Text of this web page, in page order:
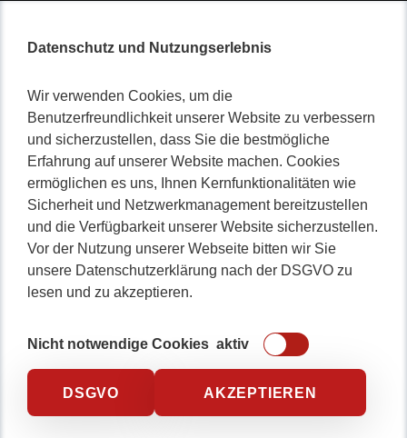
Datenschutz und Nutzungserlebnis
Wir verwenden Cookies, um die
Benutzerfreundlichkeit unserer Website zu verbessern
und sicherzustellen, dass Sie die bestmögliche
Erfahrung auf unserer Website machen. Cookies
ermöglichen es uns, Ihnen Kernfunktionalitäten wie
Sicherheit und Netzwerkmanagement bereitzustellen
und die Verfügbarkeit unserer Website sicherzustellen.
Vor der Nutzung unserer Webseite bitten wir Sie
unsere Datenschutzerklärung nach der DSGVO zu
lesen und zu akzeptieren.
Nicht notwendige Cookies aktiv
DSGVO AKZEPTIEREN
Nicht lange schnacken
gleich durchstarten!
0234 / 904 8115